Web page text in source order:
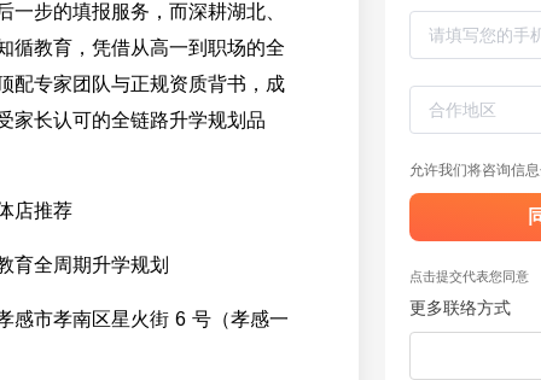
一步的填报服务，而深耕湖北、
循教育，凭借从高一到职场的全
配专家团队与正规资质背书，成
家长认可的全链路升学规划品
店推荐
育全周期升学规划
感市孝南区星火街 6 号（孝感一
允许我们将咨询信
点击提交代表您同意
更多联络方式